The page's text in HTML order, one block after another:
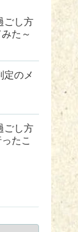
ごし方
た～
定のメ
ごし方
たこ